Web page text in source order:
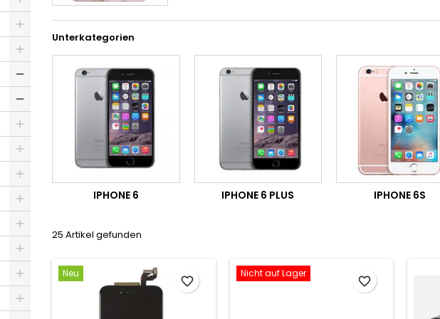
Unterkategorien
IPHONE 6 IPHONE 6 PLUS IPHONE 6S
25 Artikel gefunden
Neu
favorite_border
Nicht auf Lager
favorite_border